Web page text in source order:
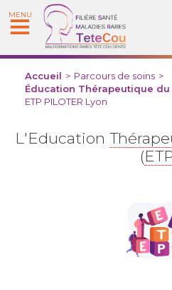
MENU
Accueil > Parcours de soins >
Éducation Thérapeutique du
ETP PILOTER Lyon
L'Education
(